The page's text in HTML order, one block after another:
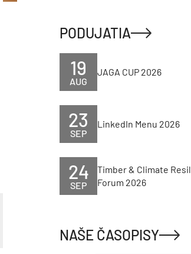
PODUJATIA
AUG
19 JAGA CUP 2026
SEP
23 LinkedIn Menu 2026
SEP
24
Timber & Climate
Forum 2026
NAŠE ČASOPISY